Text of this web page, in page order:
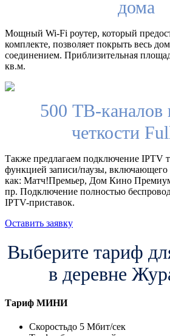
дома
Мощный Wi-Fi роутер, который
комплекте, позволяет покрыть весь
соединением. Приблизительная
кв.м.
500 ТВ-каналов
четкости
Также предлагаем подключение IPTV
функцией записи/паузы, включающего
как: Матч!Премьер, Дом Кино
пр. Подключение полностью
IPTV-приставок.
Оставить заявку
Выберите тариф
в деревне
Тариф МИНИ
Скоростьдо 5 Мбит/сек